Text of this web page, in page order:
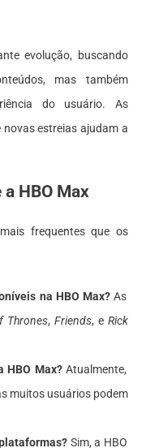
evolução, buscando
mas também
do usuário. As
estreias ajudam a
HBO Max
frequentes que os
na HBO Max? As
Thrones, Friends, e Rick
HBO Max?Atualmente,
muitos usuários podem
Sim, a HBO